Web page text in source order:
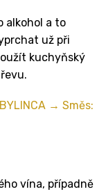
alkohol a to
už při
kuchyňský
BYLINCA → Směs:
vína, případně